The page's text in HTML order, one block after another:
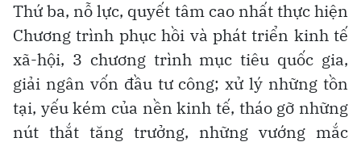
Thứ ba, nỗ lực, quyết tâm cao nhất thực hiện
Chương trình phục hồi và phát triển kinh tế
xã-hội, 3 chương trình mục tiêu quốc gia,
giải ngân vốn đầu tư công; xử lý những tồn
tại, yếu kém của nền kinh tế, tháo gỡ những
nút thắt tăng trưởng, những vướng mắc